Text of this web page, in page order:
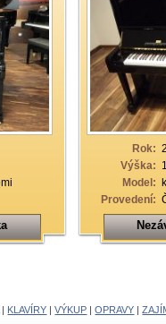
Rok:
Výška:
Model:
Provedení:
| KLAVÍRY |VÝKUP |OPRAVY |